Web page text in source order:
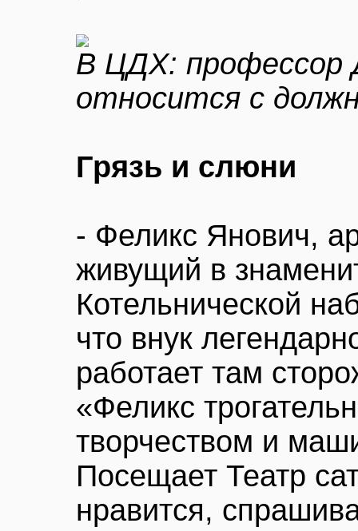
В ЦДХ: профессор
относится с
Грязь и слюни
- Феликс Янович,
живущий в
Котельнической
что внук
работает там
«Феликс
творчеством и
Посещает Театр
нравится,